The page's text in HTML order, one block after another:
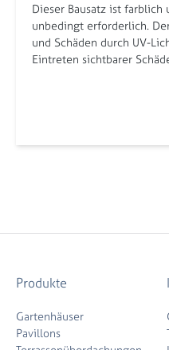
Dieser Bausatz ist
unbedingt erforderlich.
und Schäden durch UV-
Eintreten sichtbarer
Produkte
Gartenhäuser
Pavillons